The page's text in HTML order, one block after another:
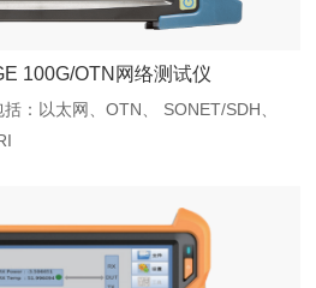
100G/OTN网络测试仪
：以太网、OTN、 SONET/SDH、